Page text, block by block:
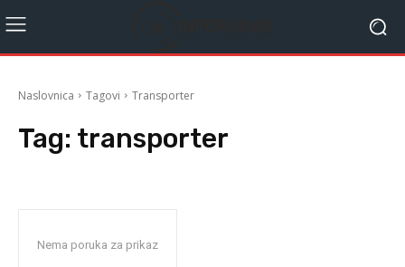
Naslovnica Tagovi Transporter
Tag: transporter
Nema poruka za prikaz